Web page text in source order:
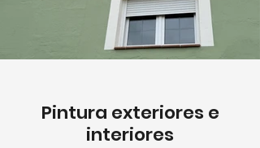
Pintura exteriores e
interiores